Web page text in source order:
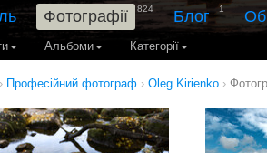
Фотографії 824 Блог 1
Альбоми Категорії
Професійний фотограф › Oleg Kirienko ›